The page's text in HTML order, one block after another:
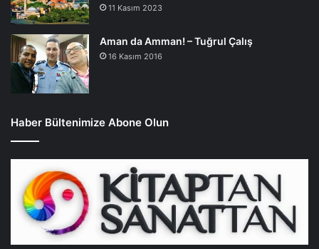
11 Kasım 2023
Aman da Amman! – Tuğrul Çalış
16 Kasım 2016
Haber Bültenimize Abone Olun